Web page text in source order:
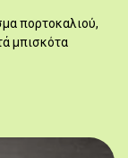
πορτοκαλιού,
μπισκότα